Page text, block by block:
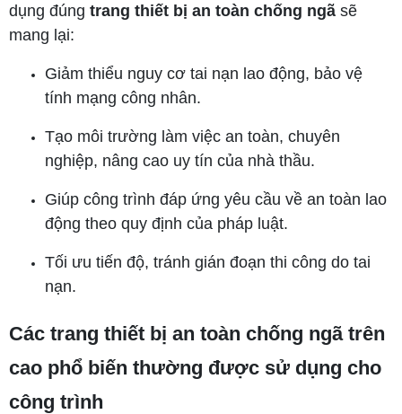
dụng đúng trang thiết bị an toàn chống ngã sẽ
mang lại:
Giảm thiểu nguy cơ tai nạn lao động, bảo vệ
tính mạng công nhân.
Tạo môi trường làm việc an toàn, chuyên
nghiệp, nâng cao uy tín của nhà thầu.
Giúp công trình đáp ứng yêu cầu về an toàn lao
động theo quy định của pháp luật.
Tối ưu tiến độ, tránh gián đoạn thi công do tai
nạn.
Các trang thiết bị an toàn chống ngã trên
cao phổ biến thường được sử dụng cho
công trình